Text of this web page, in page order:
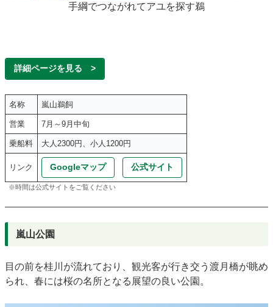
手綱でつながれてアユを探す鵜
詳細ページを見る >
名称 嵐山鵜飼
営業 7月～9月中旬
乗船料 大人2300円、小人1200円
リンク Googleマップ 公式サイト
※時間は公式サイトをご覧ください
嵐山公園
目の前を桂川が流れており、観光客が行き交う渡月橋が眺め
られ、春には桜の名所となる展望の良い公園。